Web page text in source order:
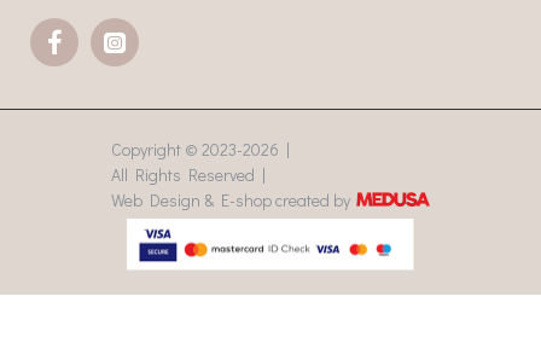
Copyright © 2023-2026 |
All Rights Reserved |
Web Design & E-shop created by